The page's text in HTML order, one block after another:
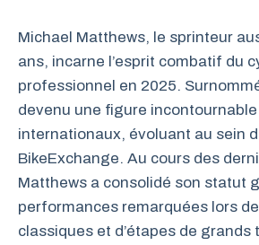
Michael Matthews, le sprinteur
ans, incarne l’esprit combatif du
professionnel en 2025.
devenu une figure
internationaux, évoluant au sein
BikeExchange. Au cours des
Matthews a consolidé son statut
performances remarquées lors
classiques et d’étapes de grands